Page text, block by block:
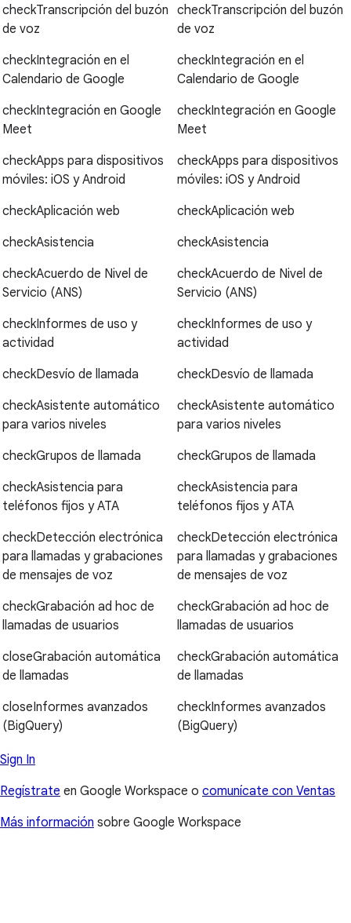
checkTranscripción del buzón
de voz
checkIntegración en el
Calendario de Google
checkIntegración en Google
Meet
checkApps para dispositivos
móviles: iOS y Android
checkAplicación web
checkAsistencia
checkAcuerdo de Nivel de
Servicio (ANS)
checkInformes de uso y
actividad
checkDesvío de llamada
checkAsistente automático
para varios niveles
checkGrupos de llamada
checkAsistencia para
teléfonos fijos y ATA
checkDetección electrónica
para llamadas y grabaciones
de mensajes de voz
checkGrabación ad hoc de
llamadas de usuarios
closeGrabación automática
de llamadas
closeInformes avanzados
(BigQuery)
checkTranscripción del buzón
de voz
checkIntegración en el
Calendario de Google
checkIntegración en Google
Meet
checkApps para dispositivos
móviles: iOS y Android
checkAplicación web
checkAsistencia
checkAcuerdo de Nivel de
Servicio (ANS)
checkInformes de uso y
actividad
checkDesvío de llamada
checkAsistente automático
para varios niveles
checkGrupos de llamada
checkAsistencia para
teléfonos fijos y ATA
checkDetección electrónica
para llamadas y grabaciones
de mensajes de voz
checkGrabación ad hoc de
llamadas de usuarios
checkGrabación automática
de llamadas
checkInformes avanzados
(BigQuery)
Sign In
Regístrate en Google Workspace o comunícate con Ventas
Más información sobre Google Workspace